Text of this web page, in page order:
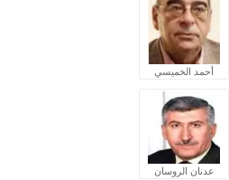
أحمد الخميسي
عدنان الروسان